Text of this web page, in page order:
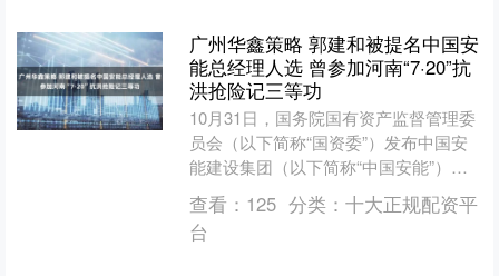
广州华鑫策略 郭建和被提名中国安
能总经理人选 曾参加河南“7·20”抗
洪抢险记三等功
10月31日，国务院国有资产监督管理委
员会（以下简称“国资委”）发布中国安
能建设集团（以下简称“中国安能”）重
要人事调整信息。信息显示，经批准，
郭建和任中国安能....
查看： 125 分类： 十大正规配资平
台